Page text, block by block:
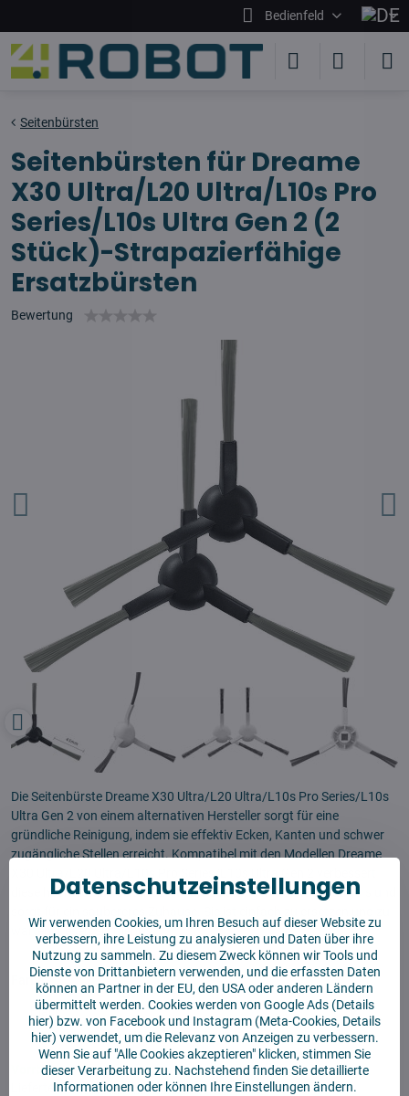
Bedienfeld
Seitenbürsten
Seitenbürsten für Dreame
X30 Ultra/L20 Ultra/L10s Pro
Series/L10s Ultra Gen 2 (2
Stück)-Strapazierfähige
Ersatzbürsten
Bewertung
Die Seitenbürste Dreame X30 Ultra/L20 Ultra/L10s Pro Series/L10s
Ultra Gen 2 von einem alternativen Hersteller sorgt für eine
gründliche Reinigung, indem sie effektiv Ecken, Kanten und schwer
zugängliche Stellen erreicht. Kompatibel mit den Modellen Dreame
X30 Ultra/L20 Ultra/L10s Pro Series/L10s Ultra Gen 2 verbessert
diese hochwertige Seitenbürste die Leistung Ihres Staubsaugers und
warten.Lesen Sie mehr
Farba
Vorrätig
Liefertermin:Mittwoch12.8.2026
Datenschutzeinstellungen
Wir verwenden Cookies, um Ihren Besuch auf dieser Website zu
verbessern, ihre Leistung zu analysieren und Daten über ihre
Nutzung zu sammeln. Zu diesem Zweck können wir Tools und
Dienste von Drittanbietern verwenden, und die erfassten Daten
können an Partner in der EU, den USA oder anderen Ländern
übermittelt werden. Cookies werden von Google Ads (Details
hier) bzw. von Facebook und Instagram (Meta-Cookies, Details
hier) verwendet, um die Relevanz von Anzeigen zu verbessern.
Wenn Sie auf "Alle Cookies akzeptieren" klicken, stimmen Sie
dieser Verarbeitung zu. Nachstehend finden Sie detaillierte
Informationen oder können Ihre Einstellungen ändern.